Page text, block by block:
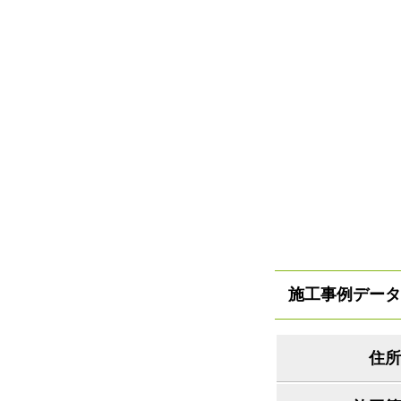
施工事例データ
住所